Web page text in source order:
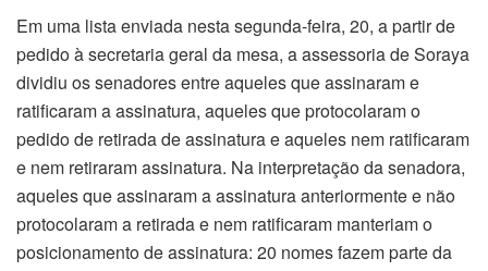
Em uma lista enviada nesta segunda-feira, 20, a partir de
pedido à secretaria geral da mesa, a assessoria de Soraya
dividiu os senadores entre aqueles que assinaram e
ratificaram a assinatura, aqueles que protocolaram o
pedido de retirada de assinatura e aqueles nem ratificaram
e nem retiraram assinatura. Na interpretação da senadora,
aqueles que assinaram a assinatura anteriormente e não
protocolaram a retirada e nem ratificaram manteriam o
posicionamento de assinatura: 20 nomes fazem parte da